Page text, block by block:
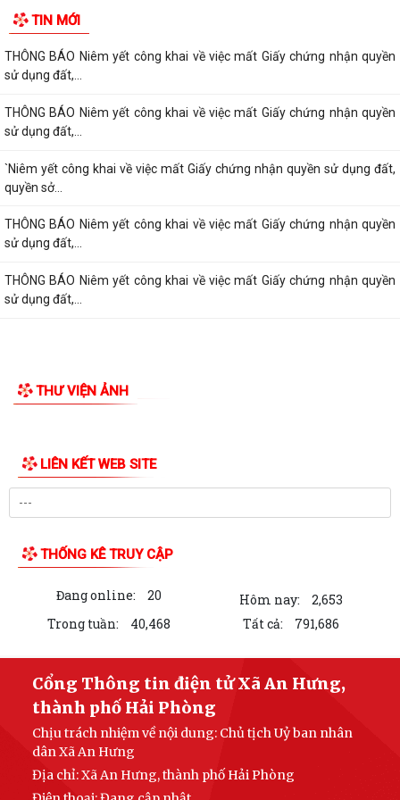
TIN MỚI
THÔNG BÁO Niêm yết công khai về việc mất Giấy chứng nhận quyền
sử dụng đất,...
THÔNG BÁO Niêm yết công khai về việc mất Giấy chứng nhận quyền
sử dụng đất,...
`Niêm yết công khai về việc mất Giấy chứng nhận quyền sử dụng đất,
quyền sở...
THÔNG BÁO Niêm yết công khai về việc mất Giấy chứng nhận quyền
sử dụng đất,...
THƯ VIỆN ẢNH
THỐNG KÊ TRUY CẬP
Đang online: 20 Hôm nay:
2,653
Trong tuần:
40,468 Tất cả: 791,686
Cổng Thông tin điện tử Xã An Hưng,
thành phố Hải Phòng
Chịu trách nhiệm về nội dung: Chủ tịch Uỷ ban nhân